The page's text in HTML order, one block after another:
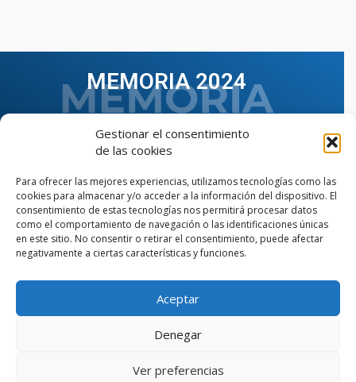
Gestionar el consentimiento
de las cookies
Para ofrecer las mejores experiencias, utilizamos tecnologías como las
cookies para almacenar y/o acceder a la información del dispositivo. El
consentimiento de estas tecnologías nos permitirá procesar datos
como el comportamiento de navegación o las identificaciones únicas
en este sitio. No consentir o retirar el consentimiento, puede afectar
negativamente a ciertas características y funciones.
Aceptar
Denegar
Ver preferencias
MEMORIA 2024
VER TODAS LAS MEMORIAS
© Copyright © 2023 AIIAOC - Asociación Territorial de